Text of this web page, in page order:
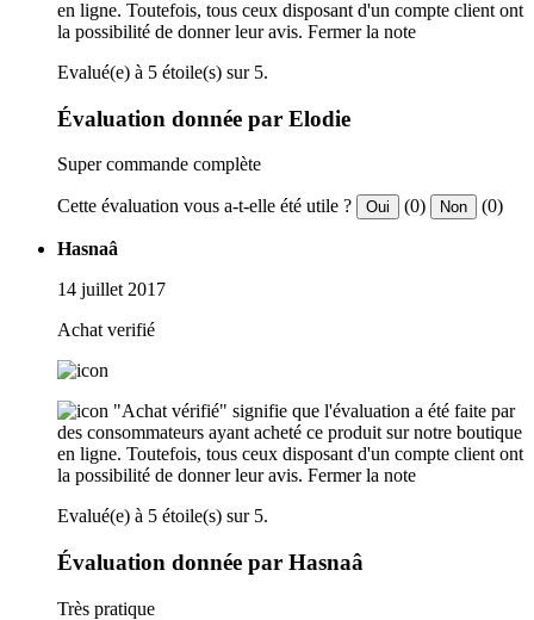
en ligne. Toutefois, tous ceux disposant d'un compte client ont
la possibilité de donner leur avis. Fermer la note
Evalué(e) à 5 étoile(s) sur 5.
Évaluation donnée par Elodie
Super commande complète
Cette évaluation vous a-t-elle été utile ? Oui (0) Non (0)
Hasnaâ
14 juillet 2017
Achat verifié
"Achat vérifié" signifie que l'évaluation a été faite par
des consommateurs ayant acheté ce produit sur notre boutique
en ligne. Toutefois, tous ceux disposant d'un compte client ont
la possibilité de donner leur avis. Fermer la note
Evalué(e) à 5 étoile(s) sur 5.
Évaluation donnée par Hasnaâ
Très pratique